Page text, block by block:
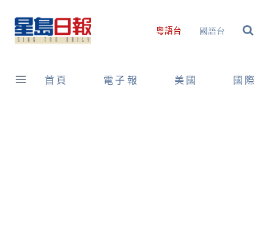
content
粵語台 國語台
首頁 電子報 美國 國際